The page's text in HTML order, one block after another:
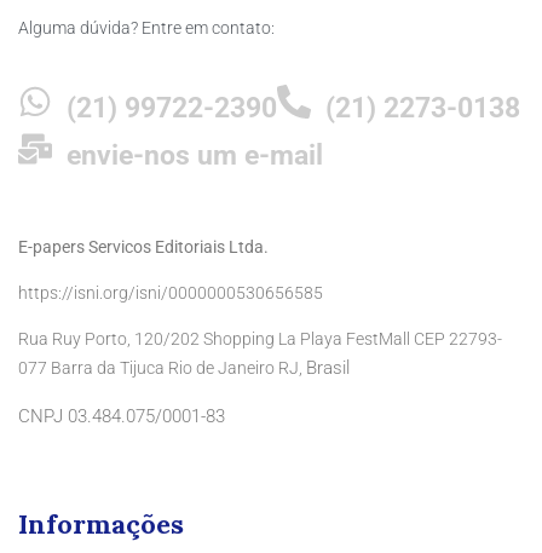
Alguma dúvida? Entre em contato:
(21) 99722-2390
(21) 2273-0138
envie-nos um e-mail
E-papers Servicos Editoriais Ltda.
https://isni.org/isni/0000000530656585
Rua Ruy Porto, 120/202 Shopping La Playa FestMall CEP 22793-
077 Barra da Tijuca Rio de Janeiro RJ, Brasil
CNPJ 03.484.075/0001-83
Informações